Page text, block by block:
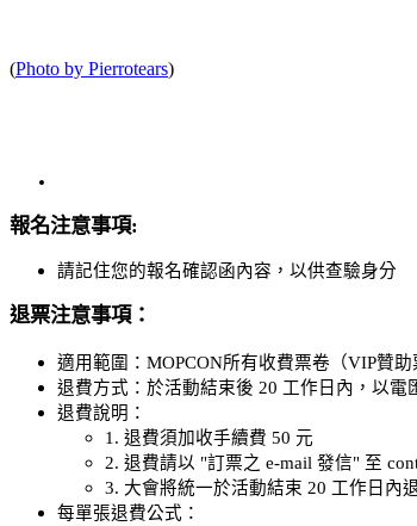
(Photo by Pierrotears)
報名注意事項:
請記住您的報名確認函內容，以供查驗身分
退票注意事項：
適用範圍：MOPCON所有收費票卷（VIP贊助
退費方式：於活動結束後 20 工作日內，以電
退費說明：
1. 退費須加收手續費 50 元
2. 退費請以 "訂票之 e-mail 發信" 至
3. 大會將統一於活動結束 20 工作日內
每單張退費公式：